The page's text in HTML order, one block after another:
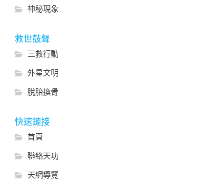
神秘現象
救世鼓聲
三救行動
外星文明
脫胎換骨
快速鏈接
首頁
聯絡天功
天網導覽